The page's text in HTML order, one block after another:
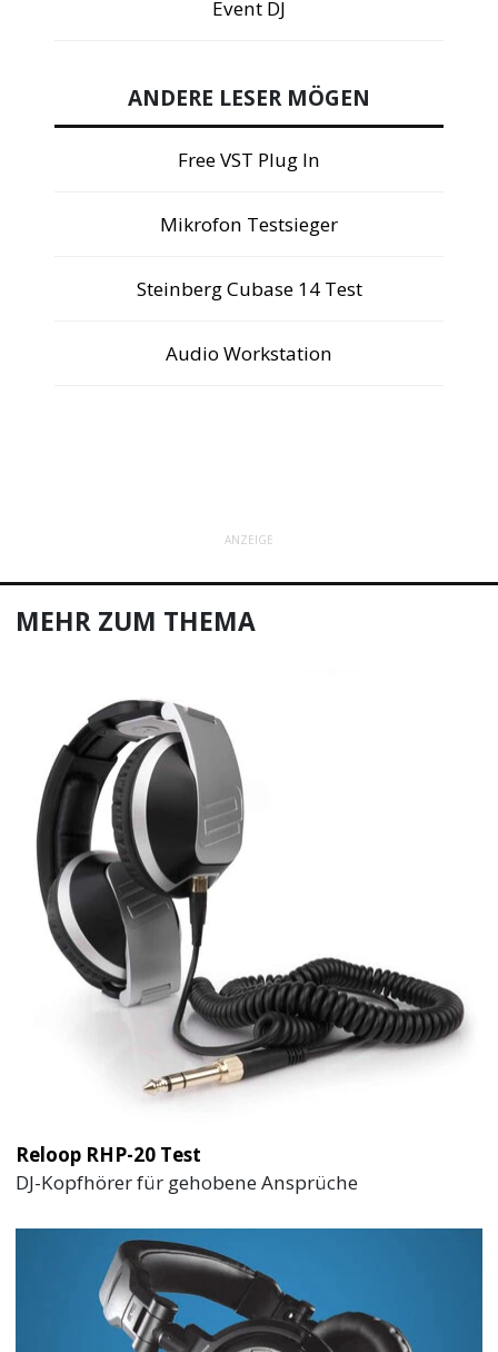
Event DJ
ANDERE LESER MÖGEN
Free VST Plug In
Mikrofon Testsieger
Steinberg Cubase 14 Test
Audio Workstation
ANZEIGE
MEHR ZUM THEMA
Reloop RHP-20 Test
DJ-Kopfhörer für gehobene Ansprüche